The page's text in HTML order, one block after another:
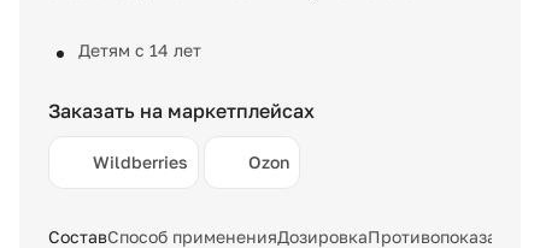
Детям с 14 лет
Заказать на маркетплейсах
Wildberries Ozon
СоставСпособ примененияДозировкаПротивопоказания